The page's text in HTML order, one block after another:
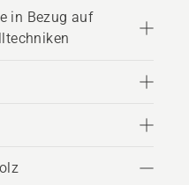
in Bezug auf